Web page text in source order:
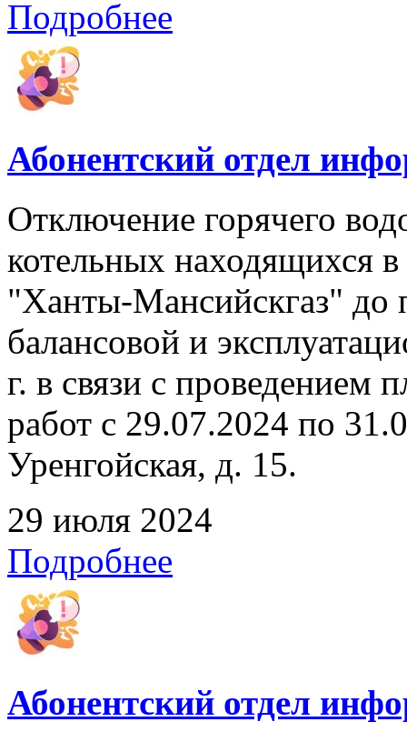
Подробнее
Абонентский отдел
Отключение горячего
котельных находящихся
"Ханты-Мансийскгаз" до
балансовой и
г. в связи с проведением
работ с 29.07.2024 по
Уренгойская, д. 15.
29 июля 2024
Подробнее
Абонентский отдел